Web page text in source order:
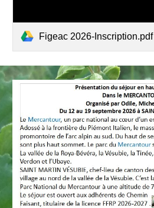
Figeac 2026-Inscription.pdf